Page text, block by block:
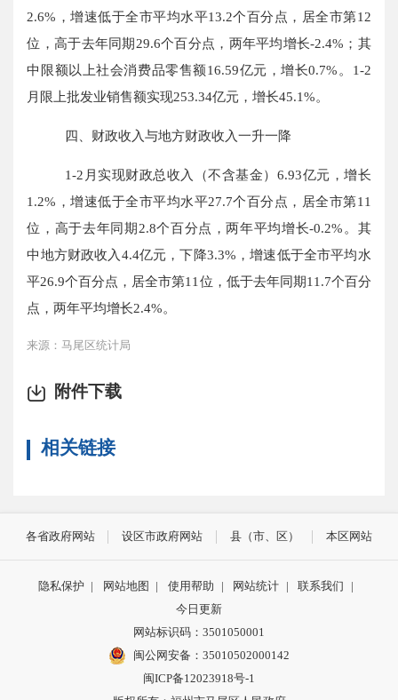
2.6%，增速低于全市平均水平13.2个百分点，居全市第12
位 ， 高于去年同期29.6个百分点，两年平均增长-2.4% ；其
中限额以上社会消费品零售额16.59亿元，增长0.7%。1-2
月限上批发业销售额实现253.34亿元，增长45.1%。
四、财政收入与地方财政收入一升一降
1-2月实现财政总收入（不含基金）6.93亿元，增长
1.2%，增速低于全市平均水平27.7个百分点，居全市第11
位，高于去年同期2.8个百分点，两年平均增长-0.2%。其
中地方财政收入4.4亿元，下降3.3%，增速低于全市平均水
平26.9个百分点，居全市第11位，低于去年同期11.7个百分
点，两年平均增长2.4%。
来源：马尾区统计局
附件下载
相关链接
各省政府网站 设区市政府网站 县（市、区） 本区网站
隐私保护 | 网站地图 | 使用帮助 | 网站统计 | 联系我们
|
今日更新
网站标识码：3501050001
闽公网安备：35010502000142
闽ICP备12023918号-1